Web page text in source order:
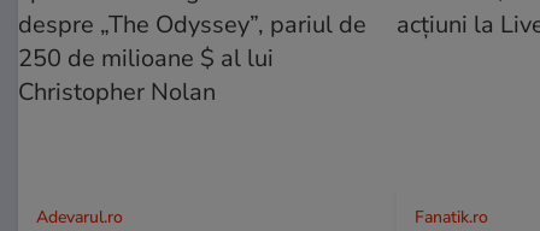
Adevarul.ro Fanatik.ro